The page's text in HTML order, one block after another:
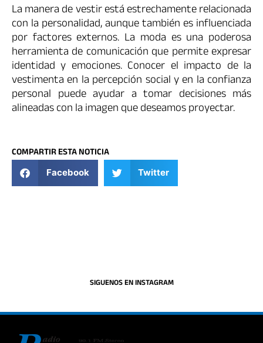
La manera de vestir está estrechamente relacionada
con la personalidad, aunque también es influenciada
por factores externos. La moda es una poderosa
herramienta de comunicación que permite expresar
identidad y emociones. Conocer el impacto de la
vestimenta en la percepción social y en la confianza
personal puede ayudar a tomar decisiones más
alineadas con la imagen que deseamos proyectar.
COMPARTIR ESTA NOTICIA
Facebook Twitter
SIGUENOS EN INSTAGRAM